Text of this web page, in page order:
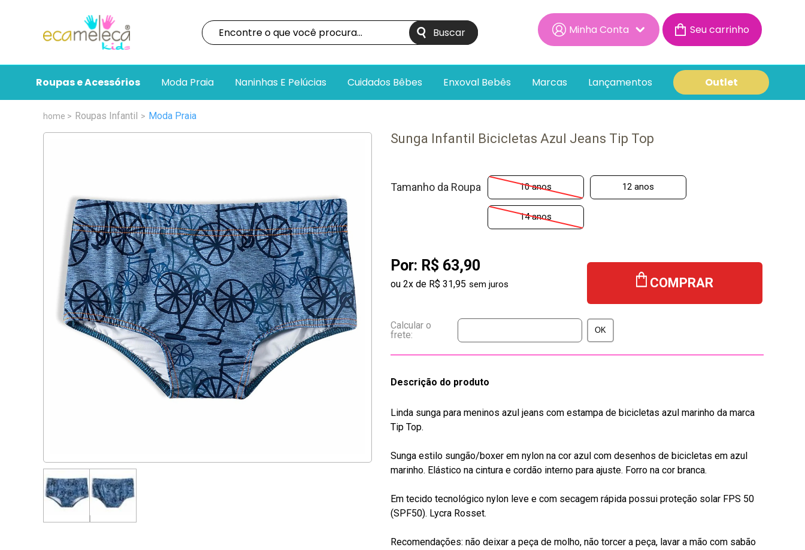
Minha Conta
Minhas Compras
Roupas e Acessórios Moda Praia Naninhas E Pelúcias Cuidados Bêbes Enxoval Bebês Marcas Lançamentos Outlet
Roupas Infantil Moda Praia
Sunga Infantil Bicicletas Azul Jeans Tip Top
Tamanho da Roupa 10 anos 12 anos
14 anos
Por: R$ 63,90
ou 2x de R$ 31,95 COMPRAR
Descrição do produto
Linda sunga para meninos azul jeans com estampa de bicicletas azul marinho da marca
Tip Top.
Sunga estilo sungão/boxer em nylon na cor azul com desenhos de bicicletas em azul
marinho. Elástico na cintura e cordão interno para ajuste. Forro na cor branca.
Em tecido tecnológico nylon leve e com secagem rápida possui proteção solar FPS 50
(SPF50). Lycra Rosset.
Recomendações: não deixar a peça de molho, não torcer a peça, lavar a mão com sabão